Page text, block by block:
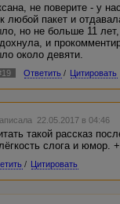
не поверите - у
любой пакет и
но не больше 11
и
около девяти.
Ответить / Цитировать
22.05.2017 в 04:46
такой рассказ
слога и юмор.
/ Цитировать